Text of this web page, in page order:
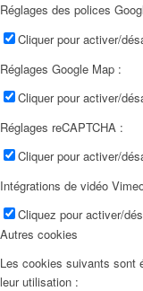
Réglages des polices
Cliquer pour activer/
Réglages Google Map :
Cliquer pour activer/
Réglages reCAPTCHA :
Cliquer pour activer/
Intégrations de vidéo
Cliquez pour activer/
Autres cookies
Les cookies suivants sont
leur utilisation :